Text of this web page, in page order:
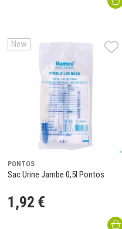
New
PONTOS
Sac Urine Jambe 0,5l Pontos
1 ,92 €